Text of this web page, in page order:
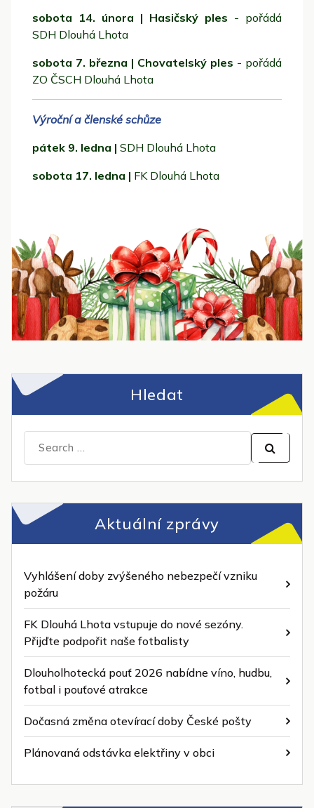
sobota 14. února | Hasičský ples - pořádá
SDH Dlouhá Lhota
sobota 7. března | Chovatelský ples - pořádá
ZO ČSCH Dlouhá Lhota
Výroční a členské schůze
pátek 9. ledna | SDH Dlouhá Lhota
sobota 17. ledna | FK Dlouhá Lhota
Hledat
for:
Aktuální zprávy
Vyhlášení doby zvýšeného nebezpečí vzniku
požáru
FK Dlouhá Lhota vstupuje do nové sezóny.
Přijďte podpořit naše fotbalisty
Dlouholhotecká pouť 2026 nabídne víno, hudbu,
fotbal i pouťové atrakce
Dočasná změna otevírací doby České pošty
Plánovaná odstávka elektřiny v obci